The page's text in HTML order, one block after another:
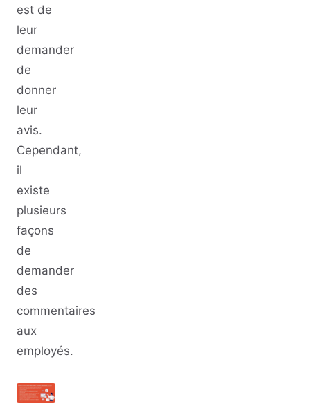
est de
leur
demander
de
donner
leur
avis.
Cependant,
il
existe
plusieurs
façons
de
demander
des
commentaires
aux
employés.